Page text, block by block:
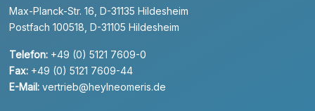
Max-Planck-Str. 16, D-31135 Hildesheim
Postfach 100518, D-31105 Hildesheim
Telefon: +49 (0) 5121 7609-0
Fax: +49 (0) 5121 7609-44
E-Mail: vertrieb@heylneomeris.de